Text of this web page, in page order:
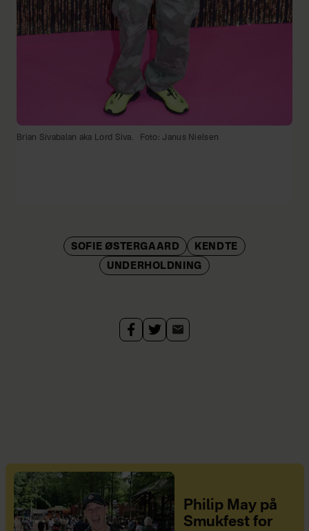
Brian Sivabalan aka Lord Siva. Foto: Janus Nielsen
SOFIE ØSTERGAARD
KENDTE
UNDERHOLDNING
Philip May på
Smukfest for